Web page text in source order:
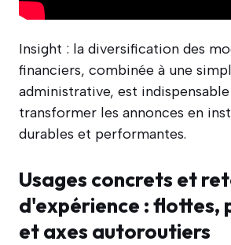
Insight : la diversification des
financiers, combinée à une
administrative, est
transformer les annonces en
durables et performantes.
Usages concrets et
d'expérience : flottes,
et axes autoroutiers